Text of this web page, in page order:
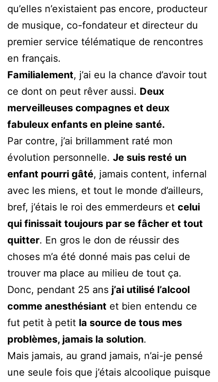
qu’elles n’existaient pas encore, producteur
de musique, co-fondateur et directeur du
premier service télématique de rencontres
en français.
Familialement, j’ai eu la chance d’avoir tout
ce dont on peut rêver aussi. Deux
merveilleuses compagnes et deux
fabuleux enfants en pleine santé.
Par contre, j’ai brillamment raté mon
évolution personnelle. Je suis resté un
enfant pourri gâté, jamais content, infernal
avec les miens, et tout le monde d’ailleurs,
bref, j’étais le roi des emmerdeurs et celui
qui finissait toujours par se fâcher et tout
quitter. En gros le don de réussir des
choses m’a été donné mais pas celui de
trouver ma place au milieu de tout ça.
Donc, pendant 25 ans j’ai utilisé l’alcool
comme anesthésiant et bien entendu ce
fut petit à petit la source de tous mes
problèmes, jamais la solution.
Mais jamais, au grand jamais, n’ai-je pensé
une seule fois que j’étais alcoolique puisque